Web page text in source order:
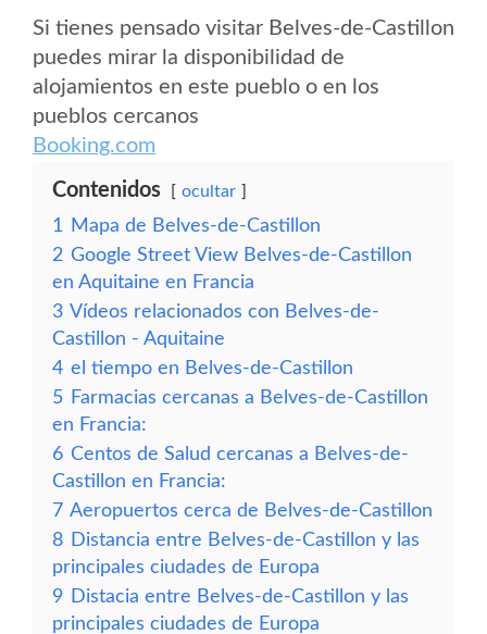
Si tienes pensado visitar Belves-de-Castillon
puedes mirar la disponibilidad de
alojamientos en este pueblo o en los
pueblos cercanos
Booking.com
Contenidos ocultar
1
Mapa de Belves-de-Castillon
2 Google Street View Belves-de-Castillon
en Aquitaine en Francia
3 Vídeos relacionados con Belves-de-
Castillon - Aquitaine
4 el tiempo en Belves-de-Castillon
5 Farmacias cercanas a Belves-de-Castillon
en Francia:
6 Centos de Salud cercanas a Belves-de-
Castillon en Francia:
7 Aeropuertos cerca de Belves-de-Castillon
8 Distancia entre Belves-de-Castillon y las
principales ciudades de Europa
9 Distacia entre Belves-de-Castillon y las
principales ciudades de Europa